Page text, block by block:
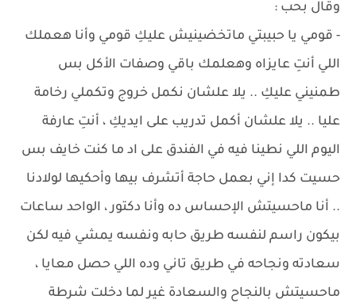
وقال بحب :
- قومي يا حبيبتي ماتخضينيش عليكِ قومي وأنا هعملك
اللي أنتِ عايزاه وهعلمك باقي وصفات الأكل بس
طمنيني عليكِ .. يلا علشان نكمل خروج وتكملي رخامة
عليا .. يلا علشان أكمل تدريب على ايديكِ ، أنتِ عارفة
اليوم اللي نطينا فيه في الفندق على اد ما كنت خايف بس
حسيت كدا إني بعمل حاجة أتشرف بيها وأحكيها لولادنا
.. أنا ماحسيتش الإحساس ده وأنا دكتور ، الواحد ساعات
بيكون راسم لنفسه طريق حابه ونفسه يمشي فيه لكن
سعادته ونجاحه في طريق تاني وده اللي حصل معايا ،
ماحسيتش بالنجاح والسعادة غير لما دخلت شرطة